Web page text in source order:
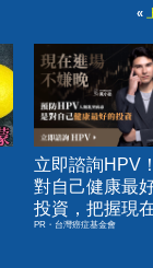
«
立即諮詢HPV
對自己健康最
投資，把握現
嫌晚！
PR・台灣癌症基金會